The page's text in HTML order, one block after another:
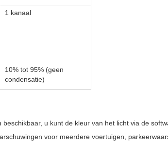
1 kanaal
10% tot 95% (geen
condensatie)
u kunt de kleur van het licht via de
voor meerdere voertuigen,